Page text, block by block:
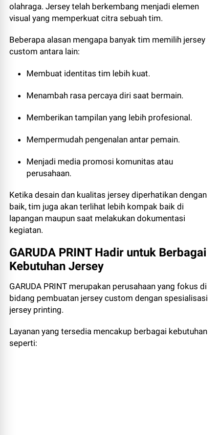
olahraga. Jersey telah berkembang menjadi elemen
visual yang memperkuat citra sebuah tim.
Beberapa alasan mengapa banyak tim memilih jersey
custom antara lain:
Membuat identitas tim lebih kuat.
Menambah rasa percaya diri saat bermain.
Memberikan tampilan yang lebih profesional.
Mempermudah pengenalan antar pemain.
Menjadi media promosi komunitas atau
perusahaan.
Ketika desain dan kualitas jersey diperhatikan dengan
baik, tim juga akan terlihat lebih kompak baik di
lapangan maupun saat melakukan dokumentasi
kegiatan.
GARUDA PRINT Hadir untuk Berbagai
Kebutuhan Jersey
GARUDA PRINT merupakan perusahaan yang fokus di
bidang pembuatan jersey custom dengan spesialisasi
jersey printing.
Layanan yang tersedia mencakup berbagai kebutuhan
seperti: